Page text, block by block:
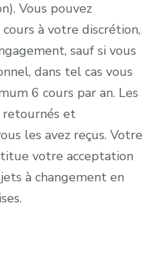
Vous pouvez
à votre discrétion,
sauf si vous
dans tel cas vous
6 cours par an. Les
retournés et
les avez reçus. Votre
votre acceptation
à changement en